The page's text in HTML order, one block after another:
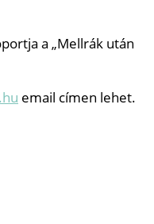
a „Mellrák után
email címen lehet.